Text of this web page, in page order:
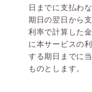
日までに支払わ
期日の翌日から
利率で計算した
に本サービスの
する期日までに
ものとします。